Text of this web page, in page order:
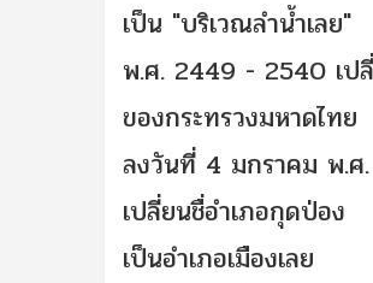
เป็น "บริเวณลำน้ำเลย"
พ.ศ. 2449 - 2540 เปลี่
ของกระทรวงมหาดไทย
ลงวันที่ 4 มกราคม พ.ศ.
เปลี่ยนชื่อำเภอกุดป่อง
เป็นอำเภอเมืองเลย